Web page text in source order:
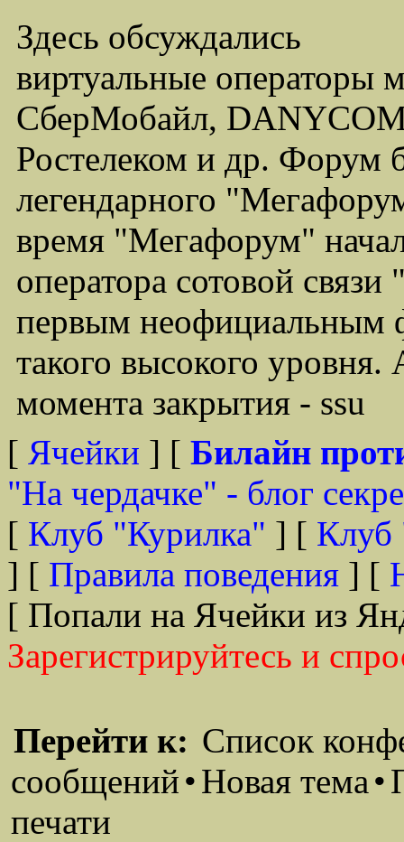
Здесь обсуждались
виртуальные операторы
СберМобайл,
Ростелеком и др. Форум
легендарного
время "Мегафорум"
оператора сотовой
первым неофициальным
такого высокого
момента закрытия - ssu
[ Ячейки ] [ Билайн
"На чердачке" - блог
[ Клуб "Курилка" ] [ Клуб
] [ Правила поведения ] [
[ Попали на Ячейки из
Зарегистрируйтесь и
Перейти к: Список
сообщений•Новая тема•
печати